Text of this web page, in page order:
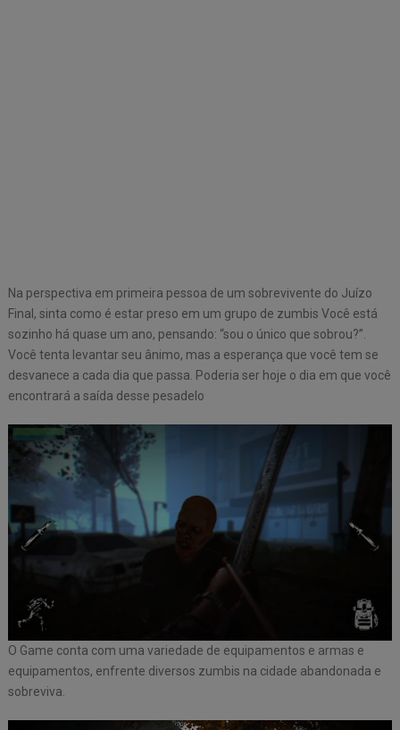
Na perspectiva em primeira pessoa de um sobrevivente do Juízo
Final, sinta como é estar preso em um grupo de zumbis Você está
sozinho há quase um ano, pensando: “sou o único que sobrou?”.
Você tenta levantar seu ânimo, mas a esperança que você tem se
desvanece a cada dia que passa. Poderia ser hoje o dia em que você
encontrará a saída desse pesadelo
O Game conta com uma variedade de equipamentos e armas e
equipamentos, enfrente diversos zumbis na cidade abandonada e
sobreviva.